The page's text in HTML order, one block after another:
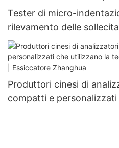
Tester di micro-
rilevamento delle
recipienti a pressione
Produttori cinesi di
compatti e